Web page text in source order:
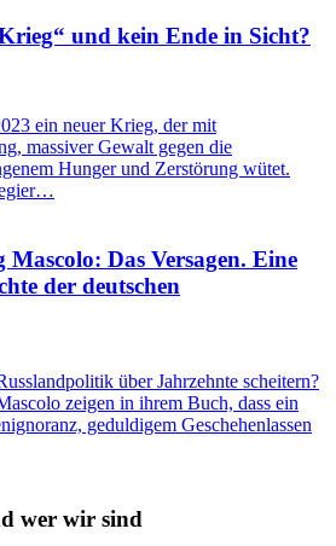
und kein Ende in Sicht?
ein neuer Krieg, der mit
massiver Gewalt gegen die
Hunger und Zerstörung wütet.
Das Versagen. Eine
der deutschen
über Jahrzehnte scheitern?
zeigen in ihrem Buch, dass ein
geduldigem Geschehenlassen
wer wir sind